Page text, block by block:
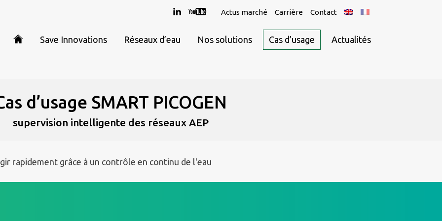
Actus marché Carrière Contact
Save Innovations Réseaux d’eau Nos solutions Cas d’usage Actualités
d’usage SMART PICOGEN
supervision intelligente des réseaux AEP
rapidement grâce à un contrôle en continu de l'eau